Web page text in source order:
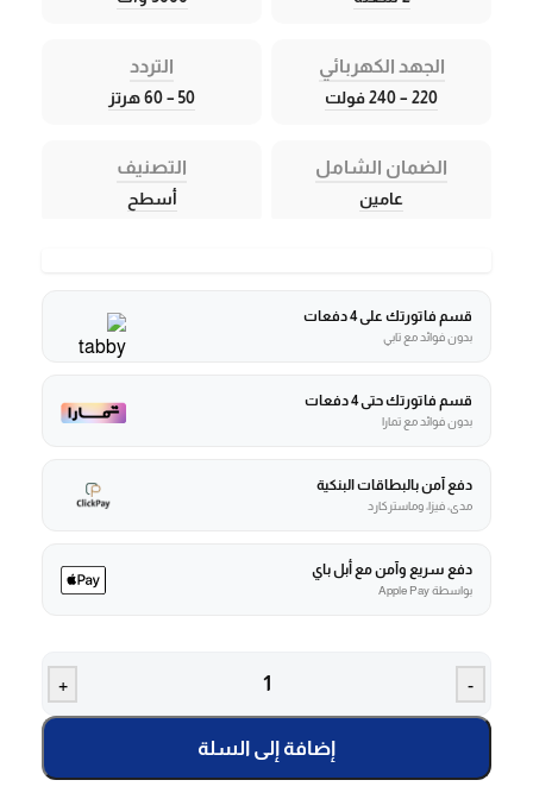
الجهد الكهربائي
220 – 240 فولت
التردد
50 – 60 هرتز
الضمان الشامل
عامين
التصنيف
أسطح
قسم فاتورتك على 4 دفعات
بدون فوائد مع تابي
قسم فاتورتك حتى 4 دفعات
بدون فوائد مع تمارا
دفع آمن بالبطاقات البنكية
مدى، فيزا، وماستركارد
دفع سريع وآمن مع أبل باي
بواسطة Apple Pay
-
+
إضافة إلى السلة